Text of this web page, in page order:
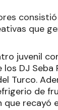
que
juvenil
DJ Seba
Turco.
de
que recayó